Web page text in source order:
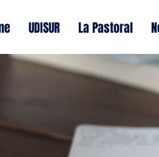
UDISUR La Pastoral